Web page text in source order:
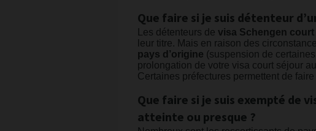
Que faire si je suis détenteur
Les détenteurs de visa Schengen
leur titre. Mais en raison des
pays d’origine (suspension de
prolongation de votre visa court séjour
Certaines préfectures permettent de
Que faire si je suis exempté de
atteinte ou presque ?